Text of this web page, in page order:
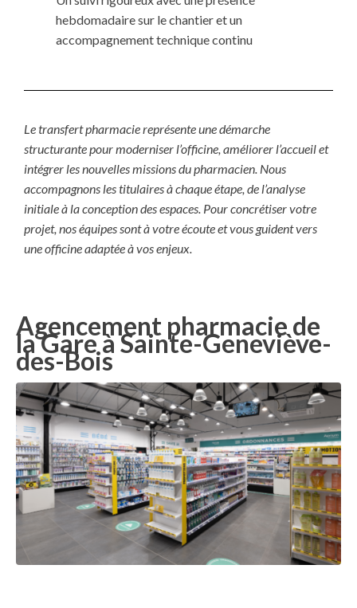
hebdomadaire sur le chantier et un
accompagnement technique continu
Le transfert pharmacie représente une démarche
structurante pour moderniser l’officine, améliorer l’accueil et
intégrer les nouvelles missions du pharmacien. Nous
accompagnons les titulaires à chaque étape, de l’analyse
initiale à la conception des espaces. Pour concrétiser votre
projet, nos équipes sont à votre écoute et vous guident vers
une officine adaptée à vos enjeux.
Agencement pharmacie de
la Gare à Sainte-Geneviève-
des-Bois